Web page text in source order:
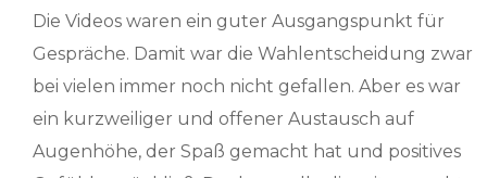
Die Videos waren ein guter Ausgangspunkt für
Gespräche. Damit war die Wahlentscheidung zwar
bei vielen immer noch nicht gefallen. Aber es war
ein kurzweiliger und offener Austausch auf
Augenhöhe, der Spaß gemacht hat und positives